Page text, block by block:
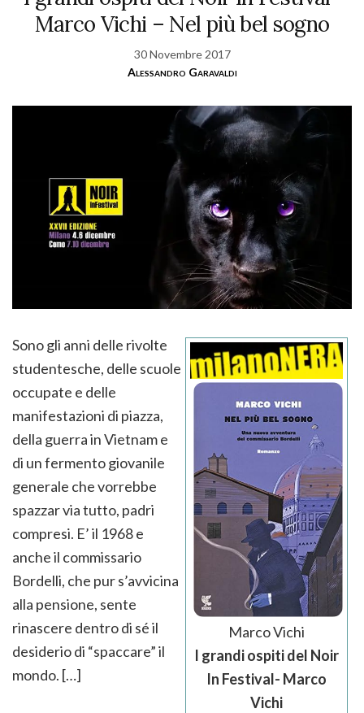
Marco Vichi – Nel più bel sogno
30 Novembre 2017
Alessandro Garavaldi
Marco Vichi
I grandi ospiti del Noir
In Festival- Marco
Vichi
Sono gli anni delle rivolte
studentesche, delle scuole
occupate e delle
manifestazioni di piazza,
della guerra in Vietnam e
di un fermento giovanile
generale che vorrebbe
spazzar via tutto, padri
compresi. E’ il 1968 e
anche il commissario
Bordelli, che pur s’avvicina
alla pensione, sente
rinascere dentro di sé il
desiderio di “spaccare” il
mondo. […]